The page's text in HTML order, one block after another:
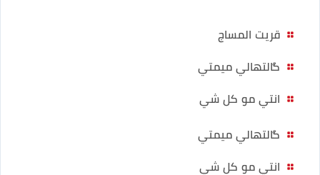
قريت المساج
گالتهالي ميمتي
انتي مو كل شي
گالتهالي ميمتي
انتي مو كل شي